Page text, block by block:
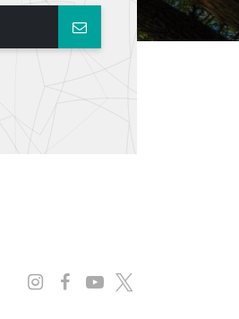
Instagram
Facebook
Youtube